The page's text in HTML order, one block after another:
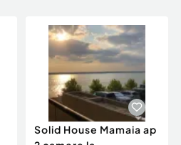
Solid House Mamaia ap